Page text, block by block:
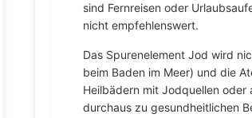
sind Fernreisen oder
nicht empfehlenswert.
Das Spurenelement Jod wird
beim Baden im Meer) und die
Heilbädern mit Jodquellen
durchaus zu gesundheitlichen